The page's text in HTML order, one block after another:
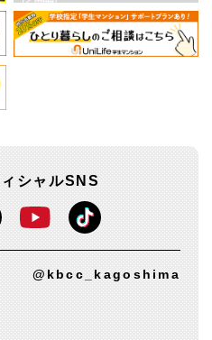
シャルSNS
@kbcc_kagoshima